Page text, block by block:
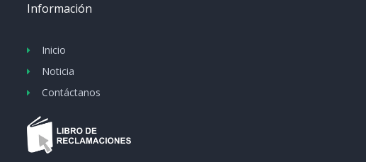
Información
Inicio
Noticia
Contáctanos